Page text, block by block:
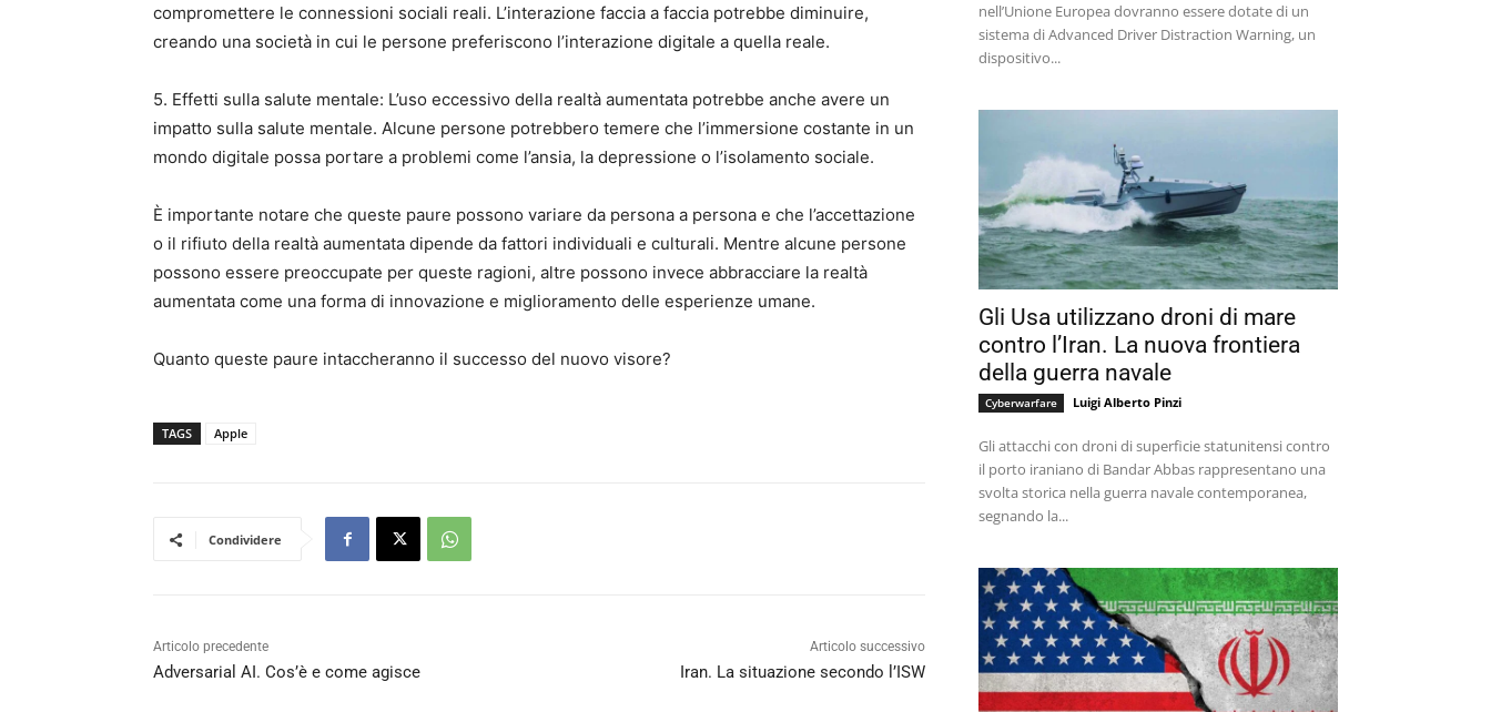
compromettere le connessioni sociali reali. L’interazione faccia a faccia potrebbe diminuire,
creando una società in cui le persone preferiscono l’interazione digitale a quella reale.
5. Effetti sulla salute mentale: L’uso eccessivo della realtà aumentata potrebbe anche avere un
impatto sulla salute mentale. Alcune persone potrebbero temere che l’immersione costante in un
mondo digitale possa portare a problemi come l’ansia, la depressione o l’isolamento sociale.
È importante notare che queste paure possono variare da persona a persona e che l’accettazione
o il rifiuto della realtà aumentata dipende da fattori individuali e culturali. Mentre alcune persone
possono essere preoccupate per queste ragioni, altre possono invece abbracciare la realtà
aumentata come una forma di innovazione e miglioramento delle esperienze umane.
Quanto queste paure intaccheranno il successo del nuovo visore?
TAGS Apple
Condividere
Articolo precedente
Adversarial AI. Cos’è e come agisce
Articolo successivo
Iran. La situazione secondo l’ISW
nell’Unione Europea dovranno essere dotate di un
sistema di Advanced Driver Distraction Warning, un
dispositivo...
Gli Usa utilizzano droni di mare
contro l’Iran. La nuova frontiera
della guerra navale
Cyberwarfare Luigi Alberto Pinzi
Gli attacchi con droni di superficie statunitensi contro
il porto iraniano di Bandar Abbas rappresentano una
svolta storica nella guerra navale contemporanea,
segnando la...